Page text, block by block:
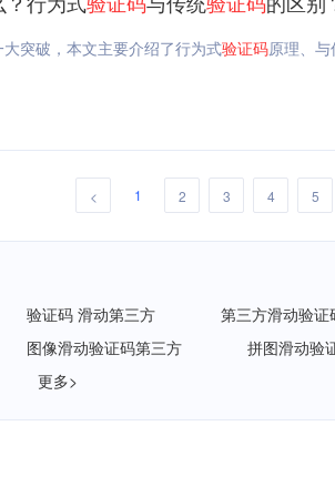
突破，本文主要介绍了行为式验证码原理、
< 1 2 3 4 5
验证码 滑动第三方 第三方滑动验证
图像滑动验证码第三方 拼图滑动验
更多>